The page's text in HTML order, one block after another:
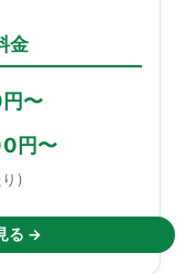
金
〜
円〜
)
る →